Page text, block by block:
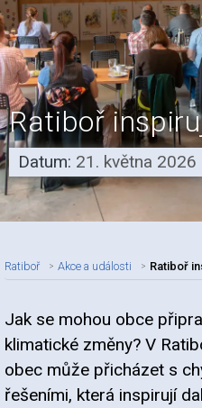
Ratiboř
Datum: 21. května 2026
Ratiboř Akce a události Ratiboř
Nadpis
Jak se mohou obce
klimatické změny? V
obec může přicházet s
řešeními, která inspirují